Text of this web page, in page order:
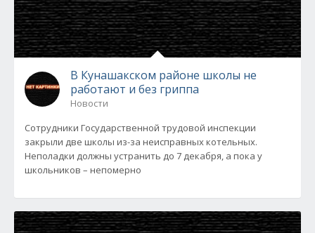
В Кунашакском районе школы не
работают и без гриппа
Новости
Сотрудники Государственной трудовой инспекции
закрыли две школы из-за неисправных котельных.
Неполадки должны устранить до 7 декабря, а пока у
школьников – непомерно